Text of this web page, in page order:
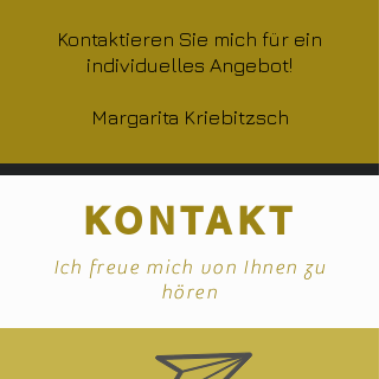
Kontaktieren Sie mich für ein
individuelles Angebot!
Margarita Kriebitzsch
KONTAKT
Ich freue mich von Ihnen zu
hören